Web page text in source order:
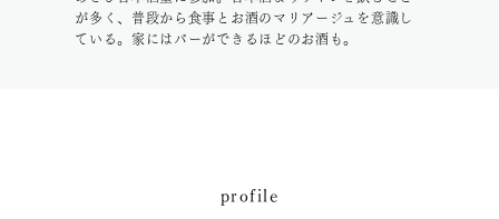
が多く、普段から食事とお酒のマリアージュを意識し
ている。家にはバーができるほどのお酒も。
profile